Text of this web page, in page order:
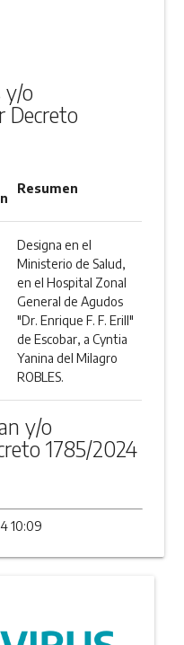
y/o
Decreto
Resumen
Designa en el
Ministerio de Salud,
en el Hospital Zonal
General de Agudos
"Dr. Enrique F. F. Erill"
de Escobar, a Cyntia
Yanina del Milagro
ROBLES.
y/o
1785/2024
10:09